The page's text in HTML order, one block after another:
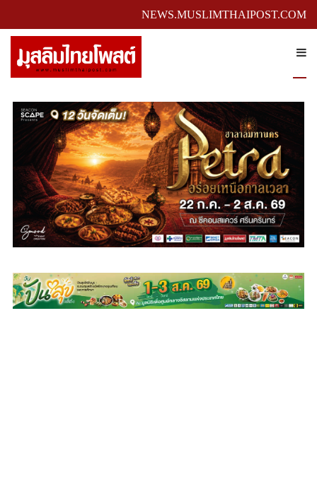
NEWS.MUSLIMTHAIPOST.COM